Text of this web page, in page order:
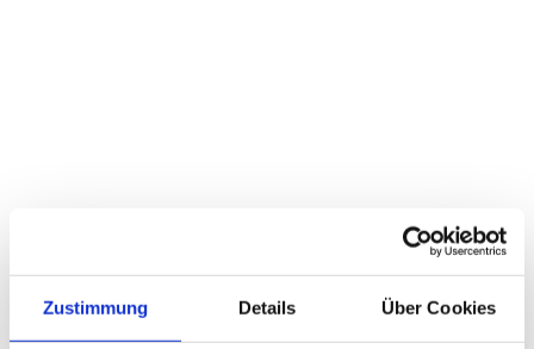
Zustimmung Details Über Cookies